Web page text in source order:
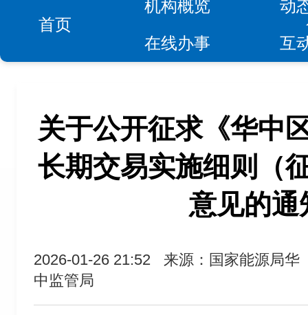
首页
机构概览
动
在线办事
互
关于公开征求《华中
长期交易实施细则（
意见的通
2026-01-26 21:52
来源：国家能源局华
中监管局